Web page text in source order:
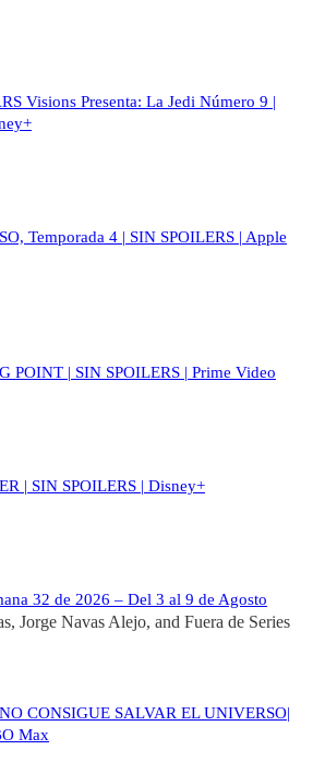
Visions Presenta: La Jedi Número 9 |
Temporada 4 | SIN SPOILERS | Apple
POINT | SIN SPOILERS | Prime Video
| SIN SPOILERS | Disney+
32 de 2026 – Del 3 al 9 de Agosto
, Jorge Navas Alejo, and Fuera de Series
CONSIGUE SALVAR EL UNIVERSO|
Max